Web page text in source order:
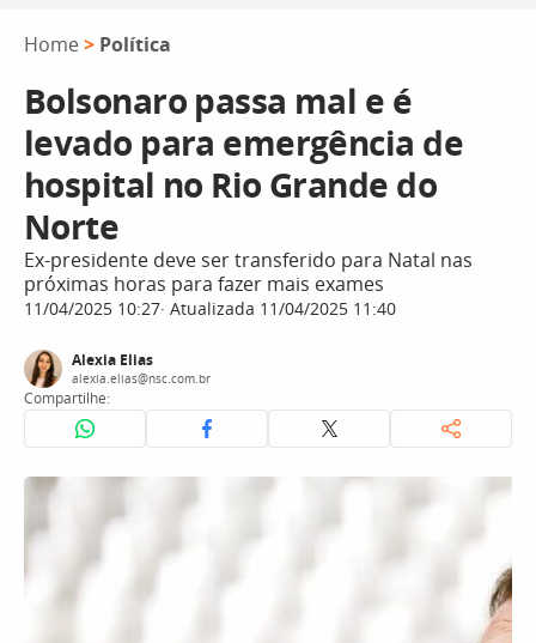
Home > Política
Bolsonaro passa mal e é
levado para emergência de
hospital no Rio Grande do
Norte
Ex-presidente deve ser transferido para Natal nas
próximas horas para fazer mais exames
11/04/2025 10:27 Atualizada 11/04/2025 11:40
Alexia Elias
alexia.elias@nsc.com.br
Compartilhe: